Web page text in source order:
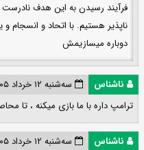
فرآیند رسیدن به این هدف نادرست و
ناپذیر هستیم. با اتحاد و
دوباره میسازیمش
ناشناس
سه‌شنبه ۱۲ خرداد ۱۴۰۵ ۲۲:۰۶:۳۰
ترامپ داره با ما بازی میکنه ، تا
ناشناس
سه‌شنبه ۱۲ خرداد ۱۴۰۵ ۲۲:۱۴:۵۰